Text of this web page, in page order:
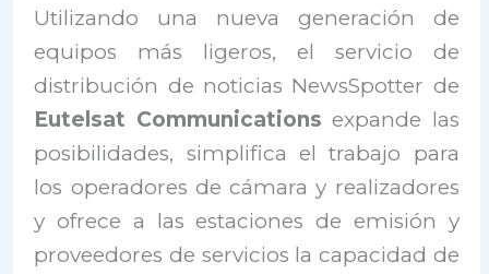
Utilizando una nueva generación de
equipos más ligeros, el servicio de
distribución de noticias NewsSpotter de
Eutelsat Communications expande las
posibilidades, simplifica el trabajo para
los operadores de cámara y realizadores
y ofrece a las estaciones de emisión y
proveedores de servicios la capacidad de